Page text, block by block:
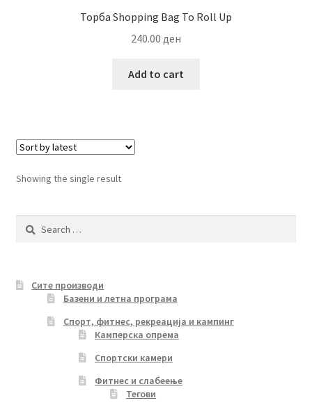
Торба Shopping Bag To Roll Up
240.00 ден
Add to cart
Showing the single result
Search
Сите производи
Базени и летна програма
Спорт, фитнес, рекреација и кампинг
Камперска опрема
Спортски камери
Фитнес и слабеење
Тегови